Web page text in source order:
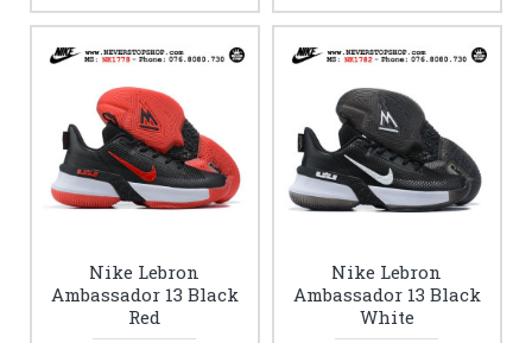
Nike Lebron
Ambassador 13 Black
Red
Nike Lebron
Ambassador 13 Black
White